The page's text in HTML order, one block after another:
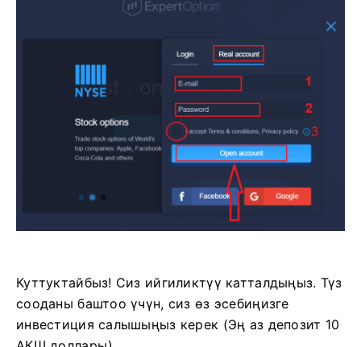
Куттуктайбыз! Сиз ийгиликтүү катталдыңыз. Түз
сооданы баштоо үчүн, сиз өз эсебиңизге
инвестиция салышыңыз керек (Эң аз депозит 10